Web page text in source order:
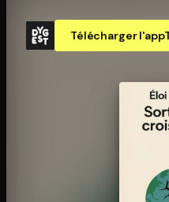
Télécharger l'app